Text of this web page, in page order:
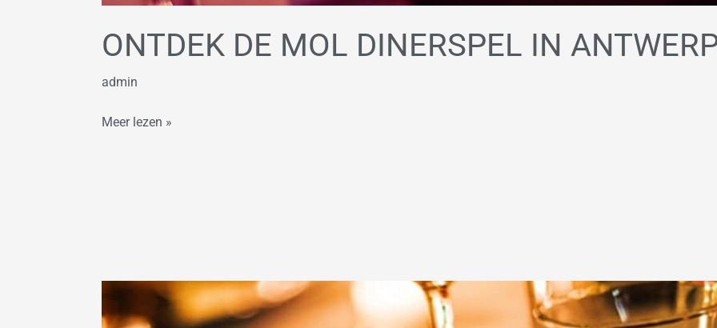
ONTDEK DE MOL DINERSPEL IN
admin
Meer lezen »
Escape
Dinner